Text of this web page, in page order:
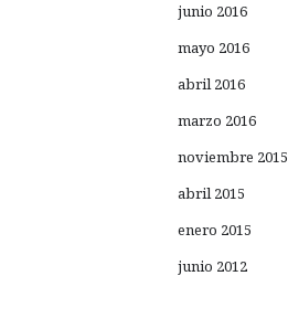
junio 2016
mayo 2016
abril 2016
marzo 2016
noviembre 2015
abril 2015
enero 2015
junio 2012